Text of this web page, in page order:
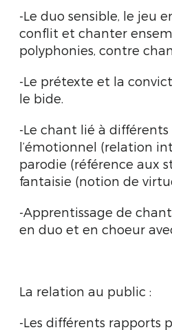
-Le duo sensible, le jeu
conflit et chanter
polyphonies, contre
-Le prétexte et la
le bide.
-Le chant lié à différents
l’émotionnel (relation
parodie (référence aux
fantaisie (notion de
-Apprentissage de
en duo et en choeur
La relation au public :
-Les différents rapports